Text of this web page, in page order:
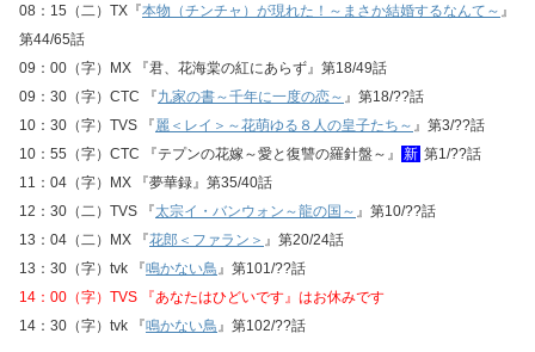
08：15（二）TX『本物（チンチャ）が現れた！～まさか結婚するなんて～ 』
第44/65話
09：00（字）MX 『君、花海棠の紅にあらず』第18/49話
09：30（字）CTC 『九家の書～千年に一度の恋～ 』第18/??話
10：30（字）TVS 『麗＜レイ＞～花萌ゆる８人の皇子たち～ 』第3/??話
10：55（字）CTC 『テプンの花嫁～愛と復讐の羅針盤～』
新 第1/??話
11：04（字）MX 『夢華録』第35/40話
12：30（二）TVS 『太宗イ・バンウォン～龍の国～ 』第10/??話
13：04（二）MX 『花郎＜ファラン＞ 』第20/24話
13：30（字）tvk 『鳴かない鳥』第101/??話
14：00（字）TVS 『あなたはひどいです』はお休みです
14：30（字）tvk 『鳴かない鳥』第102/??話